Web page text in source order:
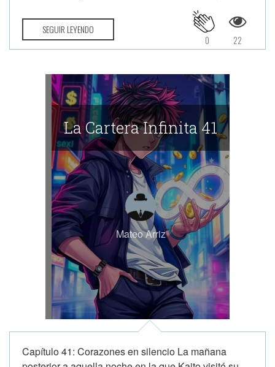
SEGUIR LEYENDO
22
0
La Cartera Infinita 41
Mateo Arriz
Capítulo 41: Corazones en silencio La mañana